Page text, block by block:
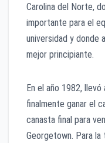
Carolina del Norte,
importante para el
universidad y donde
mejor principiante.
En el año 1982,
finalmente ganar el
canasta final para
Georgetown. Para la